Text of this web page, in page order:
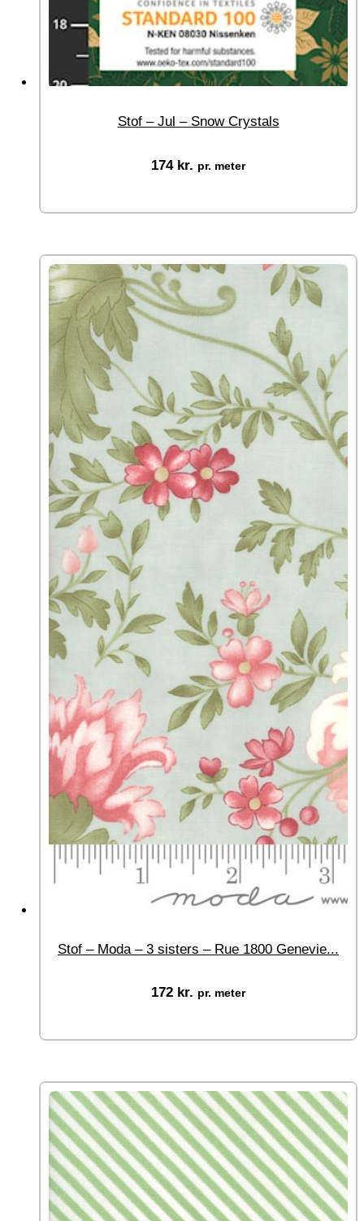
Stof – Jul – Snow Crystals
174 kr. pr. meter
Stof – Moda – 3 sisters – Rue 1800 Genevie...
172 kr. pr. meter